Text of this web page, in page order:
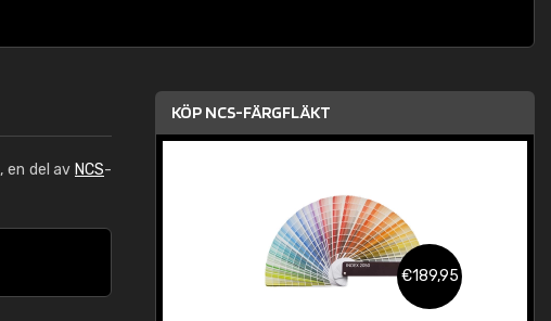
, en del av NCS-
KÖP NCS-FÄRGFLÄKT
€189,95